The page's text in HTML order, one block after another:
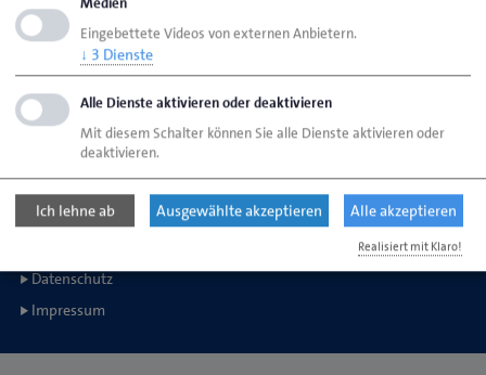
Johanniskirchhof 1-7
24937 Flensburg
Telefon: 0461 866-0
E-Mail:
info@hwk-flensburg.de
Copyright © 2014-2026 Handwerkskammer Flensburg
Datenschutz
Impressum
Eingebettete Videos von externen Anbietern.
↓ 3 Dienste
Alle Dienste aktivieren oder deaktivieren
Mit diesem Schalter können Sie alle Dienste aktivieren oder
deaktivieren.
Ich lehne ab Ausgewählte akzeptieren Alle akzeptieren
Realisiert mit Klaro!